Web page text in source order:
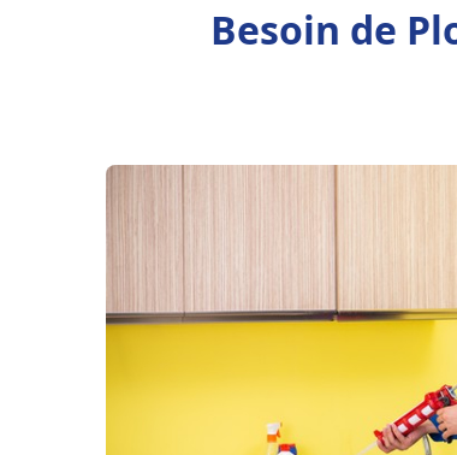
Besoin de